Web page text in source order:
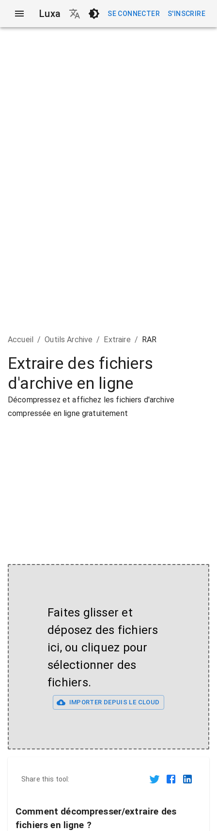
Luxa SE CONNECTER S'INSCRIRE
Accueil / Outils Archive / Extraire / RAR
Extraire des fichiers
d'archive en ligne
Décompressez et affichez les fichiers d'archive
compressée en ligne gratuitement
Faites glisser et
déposez des fichiers
ici, ou cliquez pour
sélectionner des
fichiers.
IMPORTER DEPUIS LE CLOUD
Share this tool:
Comment décompresser/extraire des
fichiers en ligne ?